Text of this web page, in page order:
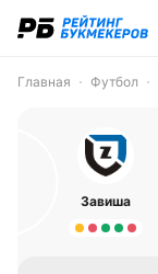
Главная Футбол
Завиша